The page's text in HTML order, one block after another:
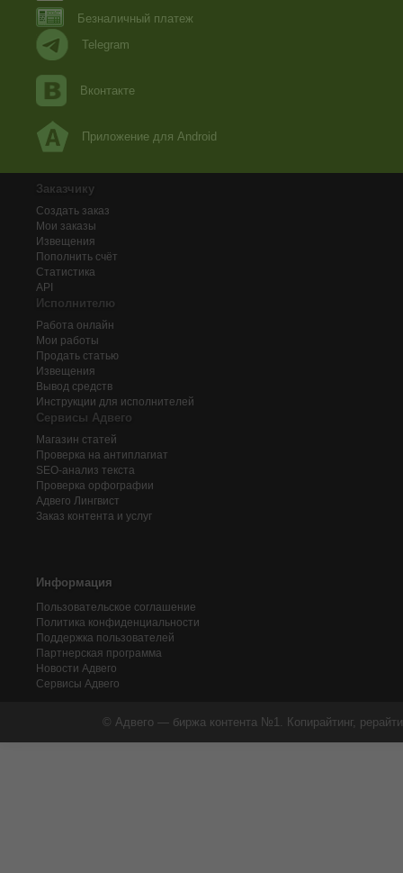
Безналичный платеж
Telegram
Вконтакте
Приложение для Android
Заказчику
Создать заказ
Мои заказы
Извещения
Пополнить счёт
Статистика
API
Исполнителю
Работа онлайн
Мои работы
Продать статью
Извещения
Вывод средств
Инструкции для исполнителей
Сервисы Адвего
Магазин статей
Проверка на антиплагиат
SEO-анализ текста
Проверка орфографии
Адвего Лингвист
Заказ контента и услуг
Информация
Пользовательское соглашение
Политика конфиденциальности
Поддержка пользователей
Партнерская программа
Новости Адвего
Сервисы Адвего
© Адвего — биржа контента №1. Копирайтинг,